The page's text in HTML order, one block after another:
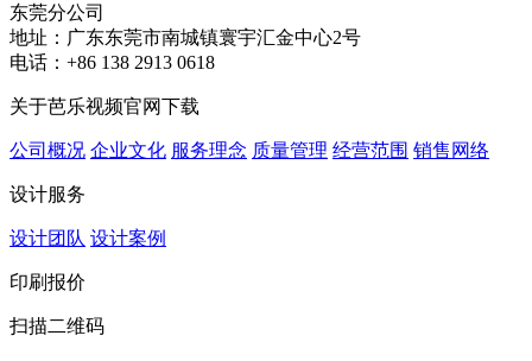
东莞分公司
地址：广东东莞市南城镇寰宇汇金中心2号
电话：+86 138 2913 0618
关于芭乐视频官网下载
公司概况 企业文化 服务理念 质量管理 经营范围 销售网络
设计服务
设计团队 设计案例
印刷报价
扫描二维码